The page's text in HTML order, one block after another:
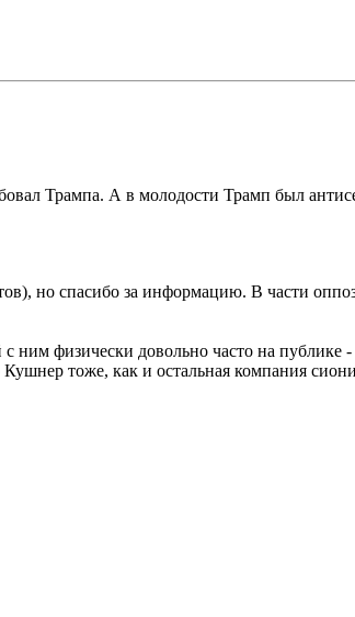
Трампа. А в молодости Трамп был
но спасибо за информацию. В части
физически довольно часто на публике
тоже, как и остальная компания